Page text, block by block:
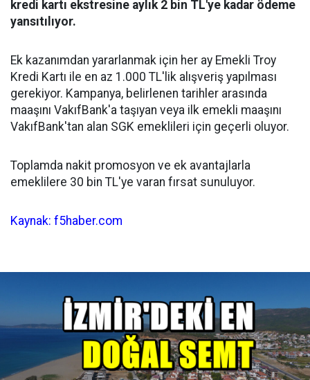
kredi kartı ekstresine aylık 2 bin TL'ye kadar ödeme
yansıtılıyor.
Ek kazanımdan yararlanmak için her ay Emekli Troy
Kredi Kartı ile en az 1.000 TL'lik alışveriş yapılması
gerekiyor. Kampanya, belirlenen tarihler arasında
maaşını VakıfBank'a taşıyan veya ilk emekli maaşını
VakıfBank'tan alan SGK emeklileri için geçerli oluyor.
Toplamda nakit promosyon ve ek avantajlarla
emeklilere 30 bin TL'ye varan fırsat sunuluyor.
Kaynak: f5haber.com